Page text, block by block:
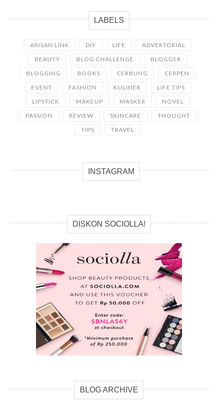
LABELS
ARISAN LINK DIY LIFE
ADVERTORIAL
BEAUTY
BLOG CHALLENGE
BLOGGER
BLOGGING
BOOKS CERBUNG
CERPEN
EVENT
FASHION KULINER
LIFE TIPS
LIPSTICK
MAKEUP MASKER
NOVEL
PASSION
REVIEW SKINCARE
THOUGHT
TIPS
TRAVEL
INSTAGRAM
DISKON SOCIOLLA!
BLOG ARCHIVE